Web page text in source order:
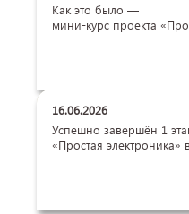
Как это было —
мини-курс проекта
16.06.2026
Успешно завершён 1
«Простая